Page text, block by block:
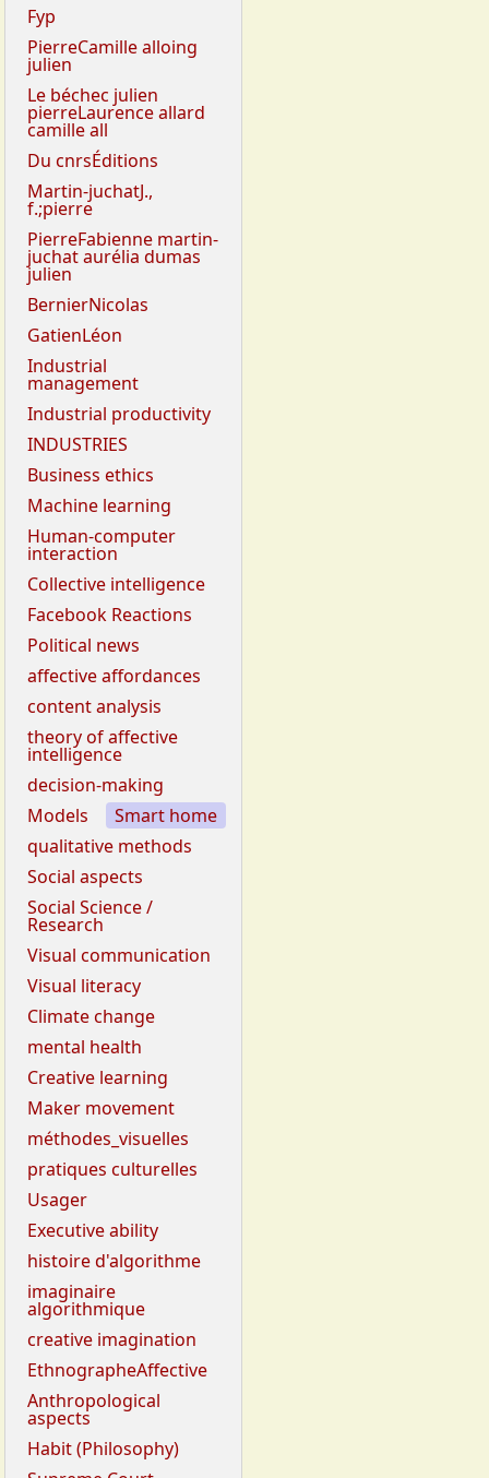
Fyp
PierreCamille alloing
julien
Le béchec julien
pierreLaurence allard
camille all
Du cnrsÉditions
Martin-juchatJ.,
f.;pierre
PierreFabienne martin-
juchat aurélia dumas
julien
BernierNicolas
GatienLéon
Industrial
management
Industrial productivity
INDUSTRIES
Business ethics
Machine learning
Human-computer
interaction
Collective intelligence
Facebook Reactions
Political news
affective affordances
content analysis
theory of affective
intelligence
decision-making
Models
Smart home
qualitative methods
Social aspects
Social Science /
Research
Visual communication
Visual literacy
Climate change
mental health
Creative learning
Maker movement
méthodes_visuelles
pratiques culturelles
Usager
Executive ability
histoire d'algorithme
imaginaire
algorithmique
creative imagination
EthnographeAffective
Anthropological
aspects
Habit (Philosophy)